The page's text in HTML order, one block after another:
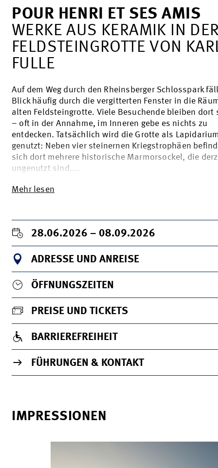
POUR HENRI ET SES AMIS
WERKE AUS KERAMIK IN
FELDSTEINGROTTE VON
FULLE
Auf dem Weg durch den Rheinsberger Schlosspark
Blick häufig durch die vergitterten Fenster in die
alten Feldsteingrotte. Viele Besuchende bleiben dort
– oft in der Annahme, im Inneren gebe es nichts zu
entdecken. Tatsächlich wird die Grotte als
genutzt: Neben vier steinernen Kriegstrophäen
sich dort mehrere historische Marmorsockel, die
ungenutzt sind....
Mehr lesen
28.06.2026 – 08.09.2026
ADRESSE UND ANREISE
ÖFFNUNGSZEITEN
PREISE UND TICKETS
BARRIEREFREIHEIT
FÜHRUNGEN & KONTAKT
IMPRESSIONEN